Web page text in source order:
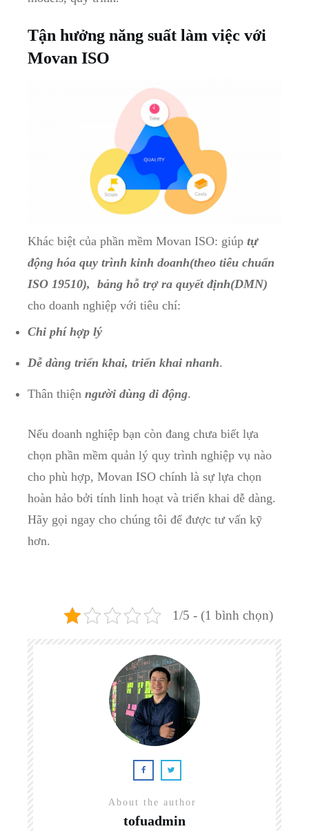
Tận hưởng năng suất làm việc với
Movan ISO
Khác biệt của phần mềm Movan ISO: giúp tự
động hóa quy trình kinh doanh(theo tiêu chuẩn
ISO 19510), bảng hỗ trợ ra quyết định(DMN)
cho doanh nghiệp với tiêu chí:
Chi phí hợp lý
Dễ dàng triển khai, triển khai nhanh.
Thân thiện người dùng di động.
Nếu doanh nghiệp bạn còn đang chưa biết lựa
chọn phần mềm quản lý quy trình nghiệp vụ nào
cho phù hợp, Movan ISO chính là sự lựa chọn
hoàn hảo bởi tính linh hoạt và triển khai dễ dàng.
Hãy gọi ngay cho chúng tôi để được tư vấn kỹ
hơn.
1/5 - (1 bình chọn)
About the author
tofuadmin